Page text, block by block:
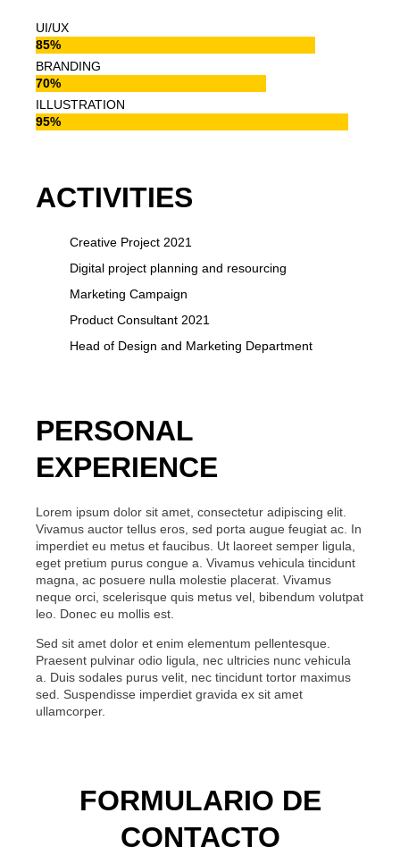
UI/UX
85%
BRANDING
70%
ILLUSTRATION
95%
ACTIVITIES
Creative Project 2021
Digital project planning and resourcing
Marketing Campaign
Product Consultant 2021
Head of Design and Marketing Department
PERSONAL
EXPERIENCE
Lorem ipsum dolor sit amet, consectetur adipiscing elit.
Vivamus auctor tellus eros, sed porta augue feugiat ac. In
imperdiet eu metus et faucibus. Ut laoreet semper ligula,
eget pretium purus congue a. Vivamus vehicula tincidunt
magna, ac posuere nulla molestie placerat. Vivamus
neque orci, scelerisque quis metus vel, bibendum volutpat
leo. Donec eu mollis est.
Sed sit amet dolor et enim elementum pellentesque.
Praesent pulvinar odio ligula, nec ultricies nunc vehicula
a. Duis sodales purus velit, nec tincidunt tortor maximus
sed. Suspendisse imperdiet gravida ex sit amet
ullamcorper.
FORMULARIO DE
CONTACTO